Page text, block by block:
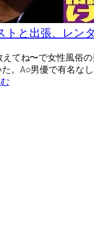
トと出張、レン
てね〜で女性風俗の
。A○男優で有名な